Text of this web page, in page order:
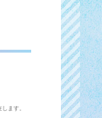
ます。